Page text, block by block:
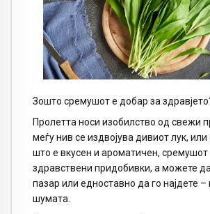
Зошто сремушот е добар за
Пролетта носи изобилство од свежи
меѓу нив се издвојува дивиот лук,
што е вкусен и ароматичен, сремушот
здравствени придобивки, а можете
пазар или едноставно да го најдете –
шумата.